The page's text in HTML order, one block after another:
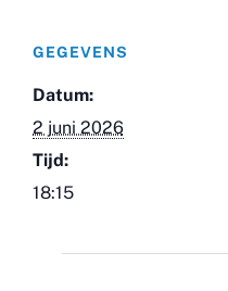
GEGEVENS
Datum:
2 juni 2026
Tijd:
18:15